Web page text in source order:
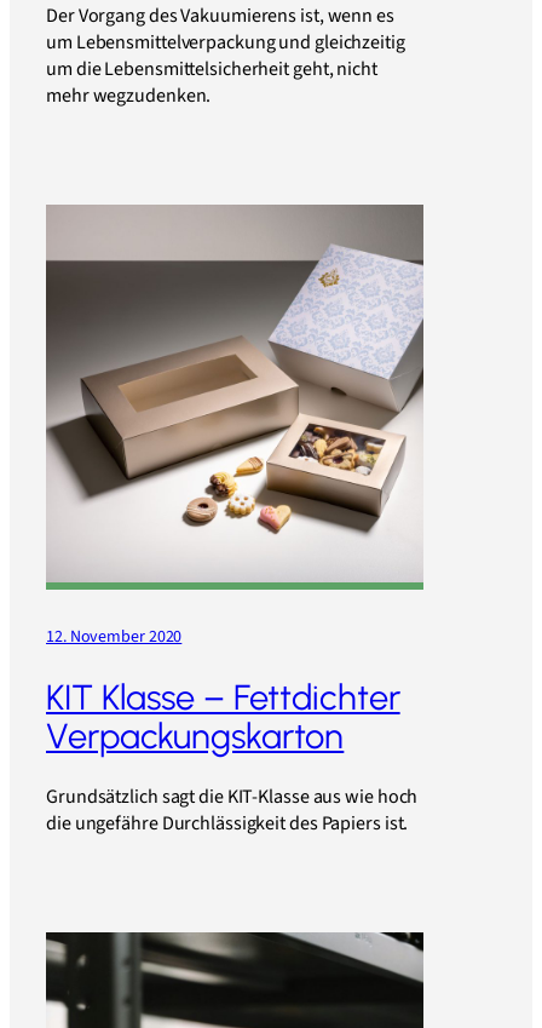
Der Vorgang des Vakuumierens ist, wenn es
um Lebensmittelverpackung und gleichzeitig
um die Lebensmittelsicherheit geht, nicht
mehr wegzudenken.
12. November 2020
KIT Klasse – Fettdichter
Verpackungskarton
Grundsätzlich sagt die KIT-Klasse aus wie hoch
die ungefähre Durchlässigkeit des Papiers ist.